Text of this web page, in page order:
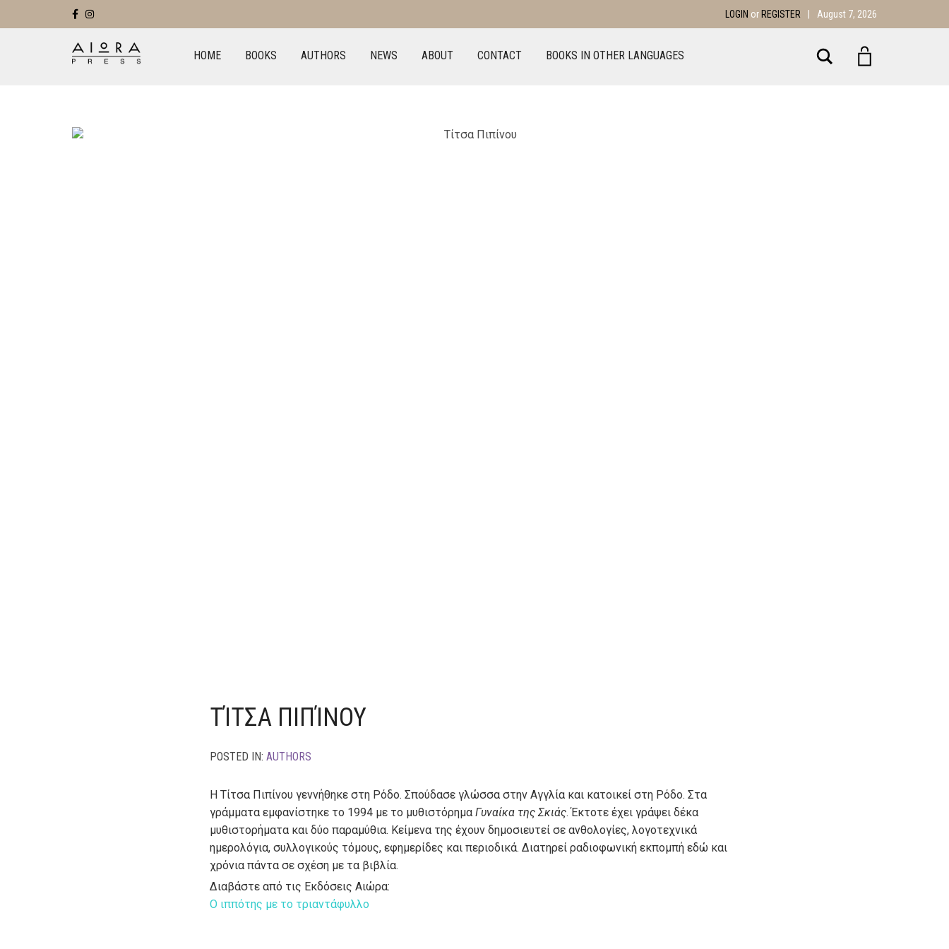
LOGIN or REGISTER August 7, 2026
HOME BOOKS AUTHORS NEWS ABOUT CONTACT BOOKS IN OTHER LANGUAGES Search
ΤΊΤΣΑ ΠΙΠΊΝΟΥ
POSTED IN: AUTHORS
Η Τίτσα Πιπίνου γεννήθηκε στη Ρόδο. Σπούδασε γλώσσα στην Αγγλία και κατοικεί στη Ρόδο. Στα
γράμματα εμφανίστηκε το 1994 με το μυθιστόρημα Γυναίκα της Σκιάς. Έκτοτε έχει γράψει δέκα
μυθιστορήματα και δύο παραμύθια. Κείμενα της έχουν δημοσιευτεί σε ανθολογίες, λογοτεχνικά
ημερολόγια, συλλογικούς τόμους, εφημερίδες και περιοδικά. Διατηρεί ραδιοφωνική εκπομπή εδώ και
χρόνια πάντα σε σχέση με τα βιβλία.
Διαβάστε από τις Εκδόσεις Αιώρα:
Ο ιππότης με το τριαντάφυλλο